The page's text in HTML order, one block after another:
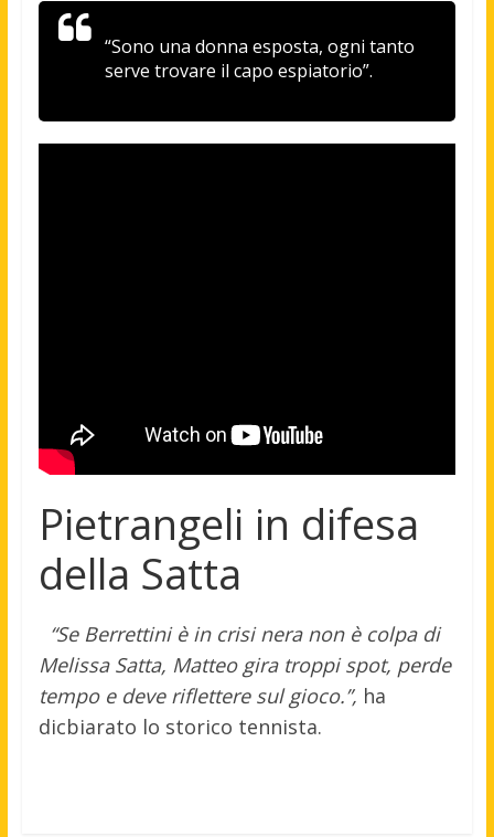
“Sono una donna esposta, ogni tanto
serve trovare il capo espiatorio”.
Pietrangeli in difesa
della Satta
“Se Berrettini è in crisi nera non è colpa di
Melissa Satta, Matteo gira troppi spot, perde
tempo e deve riflettere sul gioco.”, ha
dicbiarato lo storico tennista.